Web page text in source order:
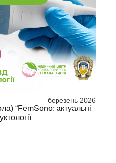
березень 2026
“FemSono: актуальні